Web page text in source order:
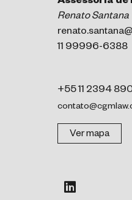
Renato Santana
11 99996-6388
+55 11 2394
Ver mapa